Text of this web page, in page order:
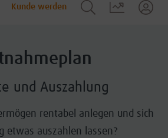
Kunde werden
und Auszahlung
rentabel anlegen und sich
etwas auszahlen lassen?